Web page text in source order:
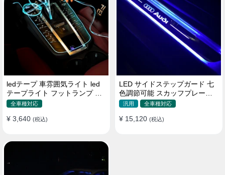
ledテープ 車雰囲気ライト led
テープライト フットランプ 車
内装飾 USB 3メートル
全車種対応
¥ 3,640 (税込)
LED サイドステップガード 七
色調節可能 スカッフプレート
汎用 全車種対応
¥ 15,120 (税込)